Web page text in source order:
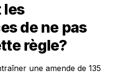
les
de ne pas
règle?
une amende de 135